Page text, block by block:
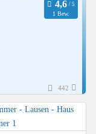
1 Bew.
442